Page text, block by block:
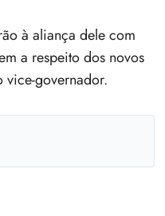
à aliança dele com
a respeito dos novos
vice-governador.